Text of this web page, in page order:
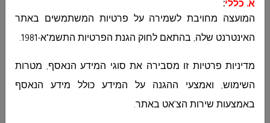
המועצה מחויבת לשמירה על פרטיות המשתמשים באתר
האינטרנט שלה, בהתאם לחוק הגנת הפרטיות התשמ"א-1981
.
מדיניות פרטיות זו מסבירה את סוגי המידע הנאסף, מטרות
השימוש, ואמצעי ההגנה על המידע כולל מידע הנאסף
באמצעות שירות הצ'אט באתר .